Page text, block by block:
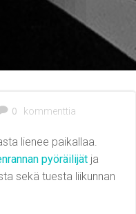
0 kommenttia
lienee paikallaa.
pyöräilijät ja
sekä tuesta liikunnan